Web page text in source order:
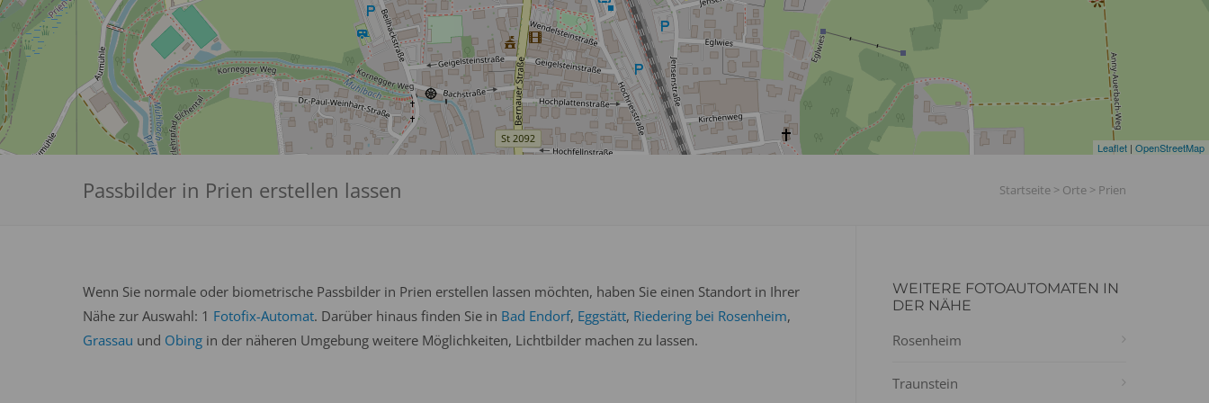
Leaflet | OpenStreetMap
Passbilder in Prien erstellen lassen Startseite > Orte > Prien
Wenn Sie normale oder biometrische Passbilder in Prien erstellen lassen möchten, haben Sie einen Standort in Ihrer
Nähe zur Auswahl: 1 Fotofix-Automat. Darüber hinaus finden Sie in Bad Endorf, Eggstätt, Riedering bei Rosenheim,
Grassau und Obing in der näheren Umgebung weitere Möglichkeiten, Lichtbilder machen zu lassen.
WEITERE FOTOAUTOMATEN IN
DER NÄHE
Rosenheim
Traunstein